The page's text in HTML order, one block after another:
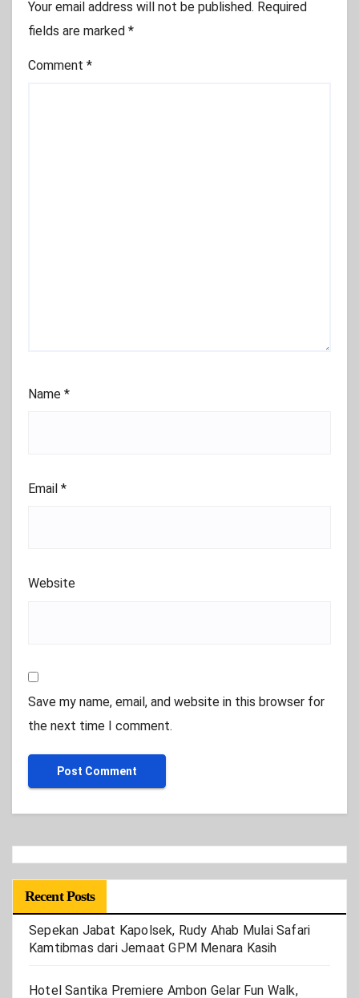
Your email address will not be published. Required
fields are marked *
Comment *
Name *
Email *
Website
Save my name, email, and website in this browser for
the next time I comment.
Recent Posts
Sepekan Jabat Kapolsek, Rudy Ahab Mulai Safari
Kamtibmas dari Jemaat GPM Menara Kasih
Hotel Santika Premiere Ambon Gelar Fun Walk,